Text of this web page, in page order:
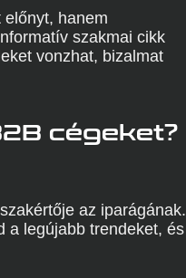
hanem
szakmai cikk
vonzhat, bizalmat
cégeket?
az iparágának.
a legújabb trendeket, és